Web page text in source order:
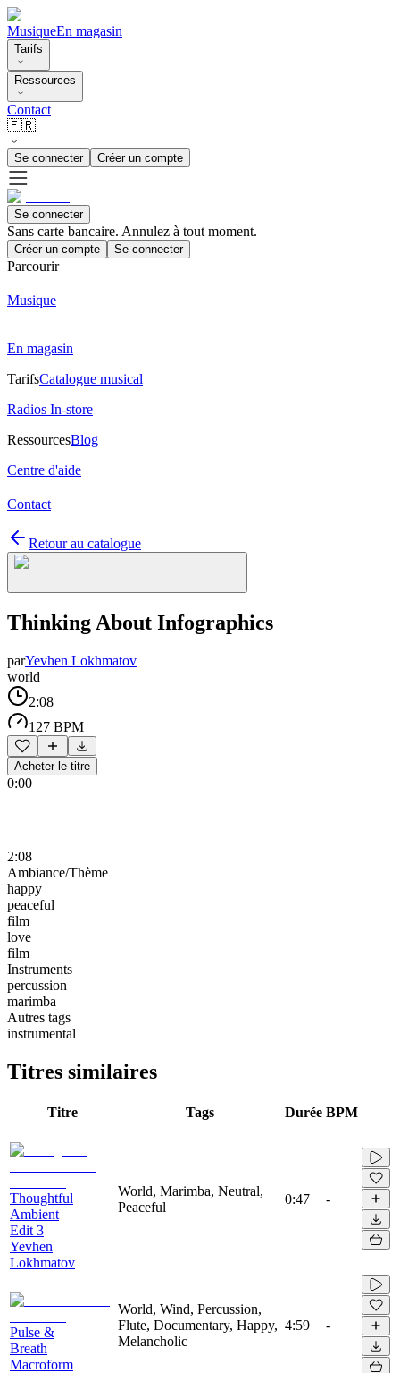
MusiqueEn magasin
Tarifs
Ressources
Contact
🇫🇷
Se connecter Créer un compte
Se connecter
Sans carte bancaire. Annulez à tout moment.
Créer un compte Se connecter
Parcourir
Musique
En magasin
TarifsCatalogue musical
Radios In-store
RessourcesBlog
Centre d'aide
Contact
Retour au catalogue
Thinking About Infographics
parYevhen Lokhmatov
world
2:08
127 BPM
Acheter le titre
0:00
2:08
Ambiance/Thème
happy
peaceful
film
love
film
Instruments
percussion
marimba
Autres tags
instrumental
Titres similaires
Titre Tags Durée BPM
Thoughtful
Ambient
Edit 3
Yevhen
Lokhmatov
World, Marimba, Neutral,
Peaceful
0:47 -
Pulse &
Breath
Macroform
World, Wind, Percussion,
Flute, Documentary, Happy,
Melancholic
4:59 -